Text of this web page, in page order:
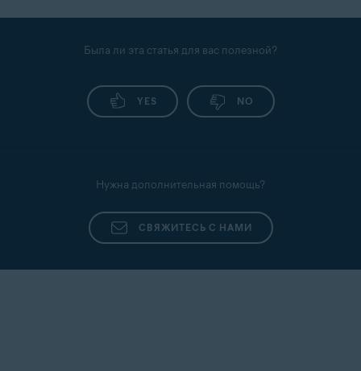
Была ли эта статья для вас полезной?
YES NO
Нужна дополнительная помощь?
СВЯЖИТЕСЬ С НАМИ